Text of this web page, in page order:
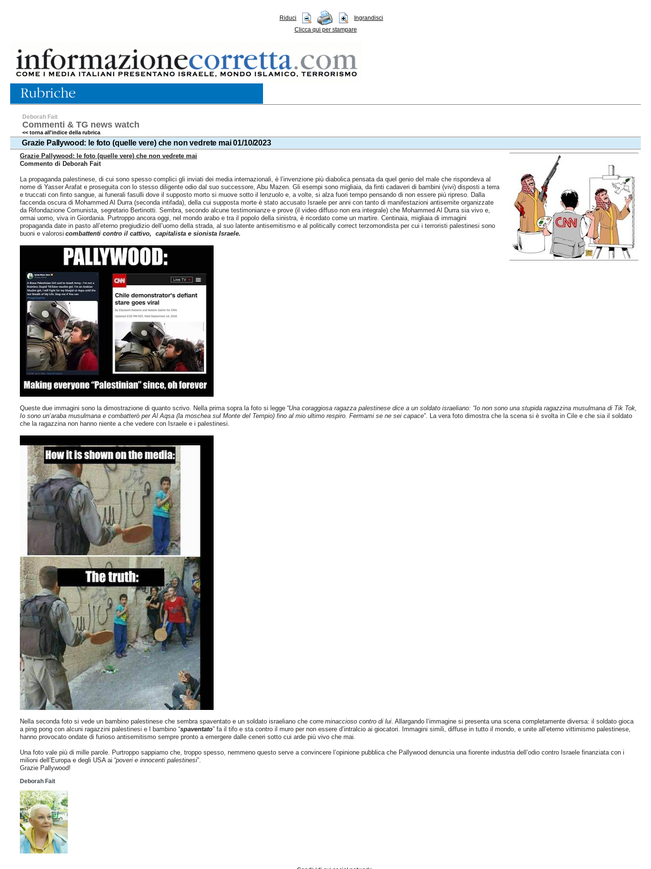
Riduci
Ingrandisci
Clicca qui per stampare
Deborah Fait
Commenti & TG news watch
<< torna all'indice della rubrica
Grazie Pallywood: le foto (quelle vere) che non vedrete mai 01/10/2023
Grazie Pallywood: le foto (quelle vere) che non vedrete mai
Commento di Deborah Fait
La propaganda palestinese, di cui sono spesso complici gli inviati dei media internazionali, è l’invenzione più diabolica pensata da quel genio del male che rispondeva al
nome di Yasser Arafat e proseguita con lo stesso diligente odio dal suo successore, Abu Mazen. Gli esempi sono migliaia, da finti cadaveri di bambini (vivi) disposti a terra
e truccati con finto sangue, ai funerali fasulli dove il supposto morto si muove sotto il lenzuolo e, a volte, si alza fuori tempo pensando di non essere più ripreso. Dalla
faccenda oscura di Mohammed Al Durra (seconda intifada), della cui supposta morte è stato accusato Israele per anni con tanto di manifestazioni antisemite organizzate
da Rifondazione Comunista, segretario Bertinotti. Sembra, secondo alcune testimonianze e prove (il video diffuso non era integrale) che Mohammed Al Durra sia vivo e,
ormai uomo, viva in Giordania. Purtroppo ancora oggi, nel mondo arabo e tra il popolo della sinistra, è ricordato come un martire. Centinaia, migliaia di immagini
propaganda date in pasto all’eterno pregiudizio dell’uomo della strada, al suo latente antisemitismo e al politically correct terzomondista per cui i terroristi palestinesi sono
buoni e valorosi combattenti contro il cattivo, capitalista e sionista Israele.
Queste due immagini sono la dimostrazione di quanto scrivo. Nella prima sopra la foto si legge “Una coraggiosa ragazza palestinese dice a un soldato israeliano: “Io non sono una stupida ragazzina musulmana di Tik Tok,
Io sono un’araba musulmana e combatterò per Al Aqsa (la moschea sul Monte del Tempio) fino al mio ultimo respiro. Fermami se ne sei capace”. La vera foto dimostra che la scena si è svolta in Cile e che sia il soldato
che la ragazzina non hanno niente a che vedere con Israele e i palestinesi.
Nella seconda foto si vede un bambino palestinese che sembra spaventato e un soldato israeliano che corre minaccioso contro di lui. Allargando l‘immagine si presenta una scena completamente diversa: il soldato gioca
a ping pong con alcuni ragazzini palestinesi e l bambino “spaventato” fa il tifo e sta contro il muro per non essere d’intralcio ai giocatori. Immagini simili, diffuse in tutto il mondo, e unite all’eterno vittimismo palestinese,
hanno provocato ondate di furioso antisemitismo sempre pronto a emergere dalle ceneri sotto cui arde più vivo che mai.
Una foto vale più di mille parole. Purtroppo sappiamo che, troppo spesso, nemmeno questo serve a convincere l’opinione pubblica che Pallywood denuncia una fiorente industria dell’odio contro Israele finanziata con i
milioni dell’Europa e degli USA ai “poveri e innocenti palestinesi”.
Grazie Pallywood!
Deborah Fait